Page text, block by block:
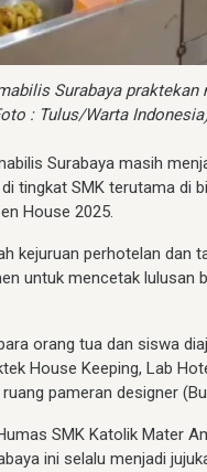
Surabaya praktekan
: Tulus/Warta
Surabaya masih
tingkat SMK terutama di
House 2025.
kejuruan perhotelan dan
untuk mencetak lulusan
orang tua dan siswa
House Keeping, Lab
pameran designer
SMK Katolik Mater
ini selalu menjadi